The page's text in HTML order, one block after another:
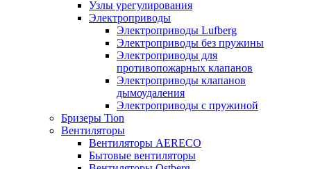
Узлы урегулирования
Электроприводы
Электроприводы Lufberg
Электроприводы без пружины
Электроприводы для
противопожарных клапанов
Электроприводы клапанов
дымоудаления
Электроприводы с пружиной
Бризеры Tion
Вентиляторы
Вентиляторы AERECO
Бытовые вентиляторы